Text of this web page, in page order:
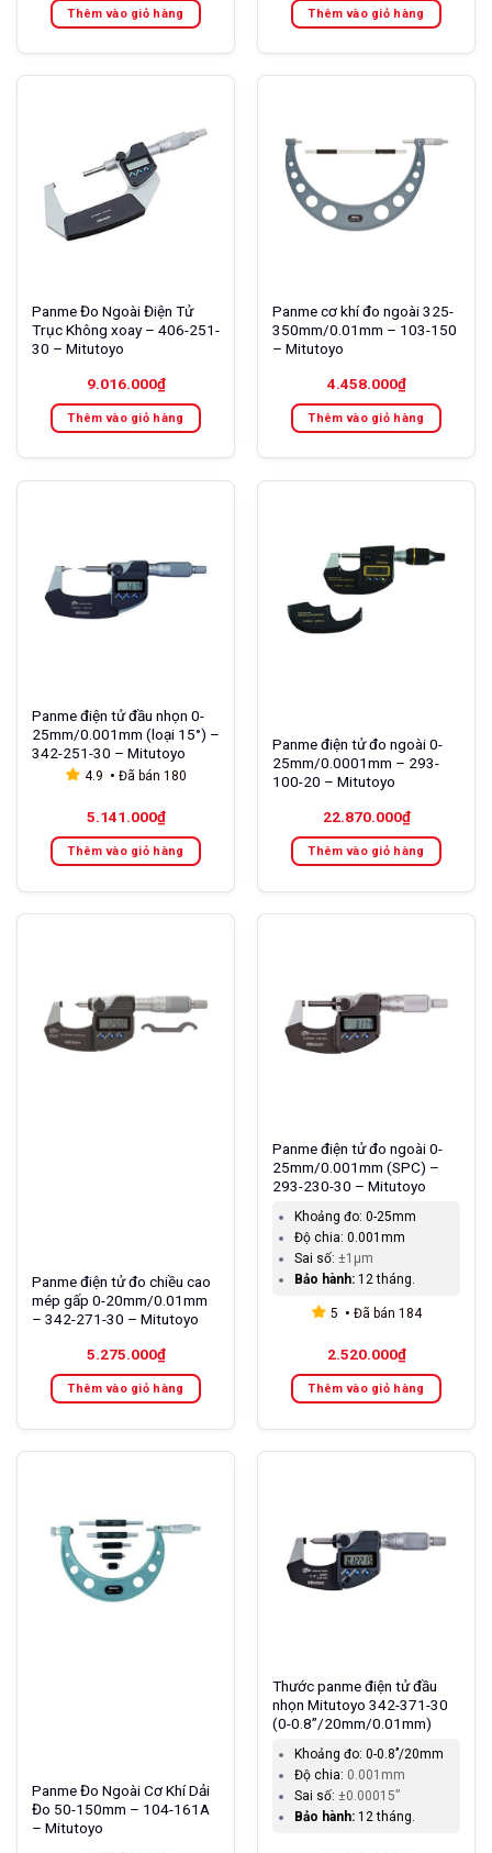
Thêm vào giỏ hàng Thêm vào giỏ hàng
Panme Đo Ngoài Điện Tử
Trục Không xoay – 406-251-
30 – Mitutoyo
9.016.000₫
Thêm vào giỏ hàng
Panme cơ khí đo ngoài 325-
350mm/0.01mm – 103-150
– Mitutoyo
4.458.000₫
Thêm vào giỏ hàng
Panme điện tử đầu nhọn 0-
25mm/0.001mm (loại 15°) –
342-251-30 – Mitutoyo
4.9 Đã bán 180
5.141.000₫
Thêm vào giỏ hàng
Panme điện tử đo ngoài 0-
25mm/0.0001mm – 293-
100-20 – Mitutoyo
22.870.000₫
Thêm vào giỏ hàng
Panme điện tử đo chiều cao
mép gấp 0-20mm/0.01mm
– 342-271-30 – Mitutoyo
5.275.000₫
Thêm vào giỏ hàng
Panme điện tử đo ngoài 0-
25mm/0.001mm (SPC) –
293-230-30 – Mitutoyo
Khoảng đo:0-25mm
Độ chia:0.001mm
Sai số:±1µm
Bảo hành: 12 tháng.
5 Đã bán 184
2.520.000₫
Thêm vào giỏ hàng
Panme Đo Ngoài Cơ Khí Dải
Đo 50-150mm – 104-161A
– Mitutoyo
Thước panme điện tử đầu
nhọn Mitutoyo 342-371-30
(0-0.8’’/20mm/0.01mm)
Khoảng đo: 0-0.8’’/20mm
Độ chia: 0.001mm
Sai số:±0.00015”
Bảo hành: 12 tháng.